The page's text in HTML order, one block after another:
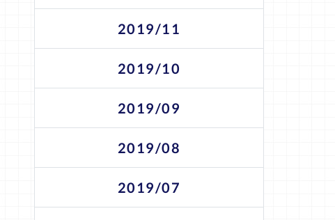
2019/11
2019/10
2019/09
2019/08
2019/07